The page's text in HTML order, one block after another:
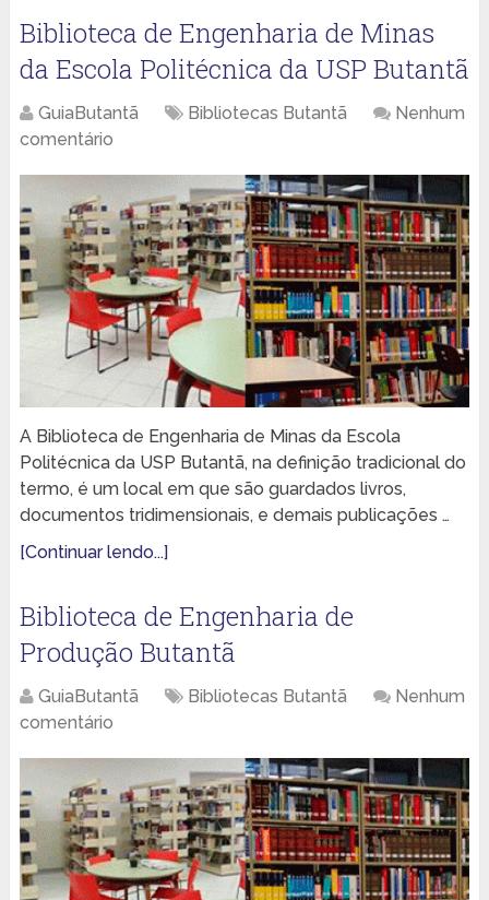
Biblioteca de Engenharia de Minas
da Escola Politécnica da USP Butantã
GuiaButantã Bibliotecas Butantã
Nenhum
comentário
A Biblioteca de Engenharia de Minas da Escola
Politécnica da USP Butantã, na definição tradicional do
termo, é um local em que são guardados livros,
documentos tridimensionais, e demais publicações …
[Continuar lendo...]
Biblioteca de Engenharia de
Produção Butantã
GuiaButantã Bibliotecas Butantã
Nenhum
comentário